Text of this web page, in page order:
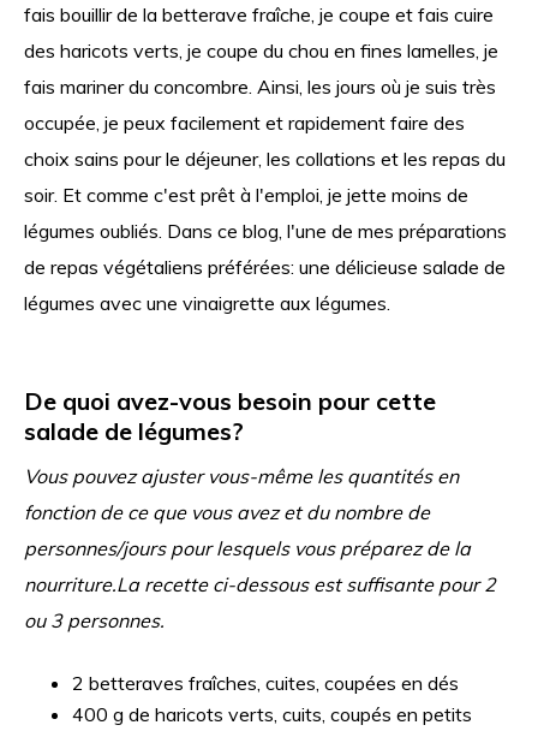
fais bouillir de la betterave fraîche, je coupe et fais cuire
des haricots verts, je coupe du chou en fines lamelles, je
fais mariner du concombre. Ainsi, les jours où je suis très
occupée, je peux facilement et rapidement faire des
choix sains pour le déjeuner, les collations et les repas du
soir. Et comme c'est prêt à l'emploi, je jette moins de
légumes oubliés. Dans ce blog, l'une de mes préparations
de repas végétaliens préférées: une délicieuse salade de
légumes avec une vinaigrette aux légumes.
De quoi avez-vous besoin pour cette
salade de légumes?
Vous pouvez ajuster vous-même les quantités en
fonction de ce que vous avez et du nombre de
personnes/jours pour lesquels vous préparez de la
nourriture.La recette ci-dessous est suffisante pour 2
ou 3 personnes.
2 betteraves fraîches, cuites, coupées en dés
400 g de haricots verts, cuits, coupés en petits